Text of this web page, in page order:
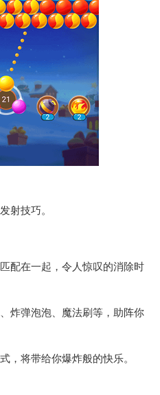
射技巧。
配在一起，令人惊叹的消除时
炸弹泡泡、魔法刷等，助阵你
，将带给你爆炸般的快乐。